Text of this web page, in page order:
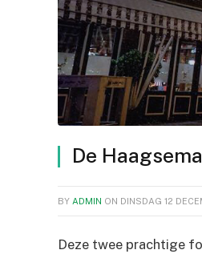
De
BY ADMIN ON DINSDAG 12
Deze twee prachtige